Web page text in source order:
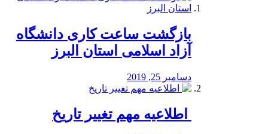
بازگشت ساعت کاری دانشگاه
آزاد اسلامی استان البرز
دسامبر 25, 2019
️ اطلاعیه مهم تغییر تاریخ